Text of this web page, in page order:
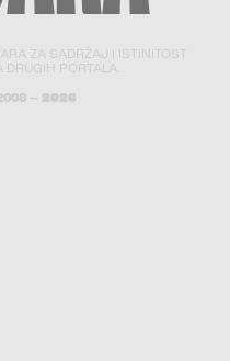
ZA SADRŽAJ I ISTINITOST
DRUGIH PORTALA.
– 2026